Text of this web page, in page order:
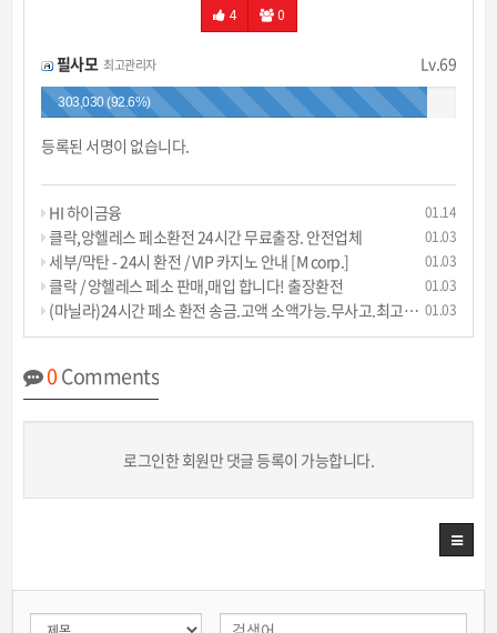
4 0
Lv.69
필사모 최고관리자
303,030 (92.6%)
등록된 서명이 없습니다.
01.14
HI 하이금융
01.03
클락,앙헬레스 페소환전 24시간 무료출장. 안전업체
01.03
세부/막탄 - 24시 환전 / VIP 카지노 안내 [M corp.]
01.03
클락 / 앙헬레스 페소 판매,매입 합니다! 출장환전
01.03
(마닐라)24시간 페소 환전 송금.고액 소액가능.무사고.최고안전한곳
0Comments
로그인한 회원만 댓글 등록이 가능합니다.